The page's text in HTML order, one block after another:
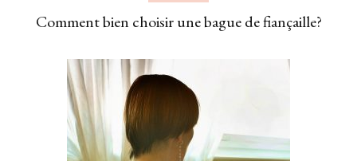
Comment bien choisir une bague de fiançaille?